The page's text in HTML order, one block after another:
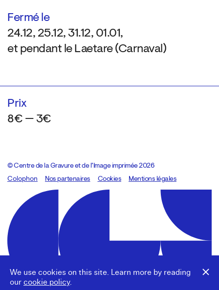
We use cookies on this site. Learn more by reading
our cookie policy.
Fermé le
24.12, 25.12, 31.12, 01.01,
et pendant le Laetare (Carnaval)
Prix
8€ — 3€
© Centre de la Gravure et de l’Image imprimée 2026
Colophon
Design:Marcel Kaczmarek, code:8080.studio
Nos partenaires Cookies Mentions légales